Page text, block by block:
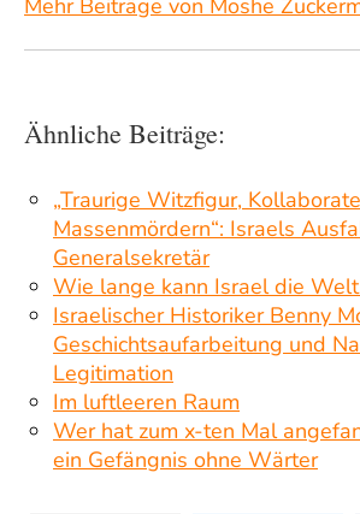
Mehr Beiträge von Moshe
Ähnliche Beiträge:
„Traurige Witzfigur,
Massenmördern“: Israels
Generalsekretär
Wie lange kann Israel die
Israelischer Historiker Benny
Geschichtsaufarbeitung und
Legitimation
Im luftleeren Raum
Wer hat zum x-ten Mal
ein Gefängnis ohne Wärter